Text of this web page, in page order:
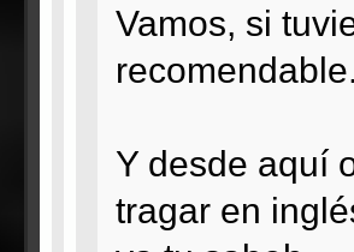
Vamos, si
recomendable.
Y desde aquí
tragar en